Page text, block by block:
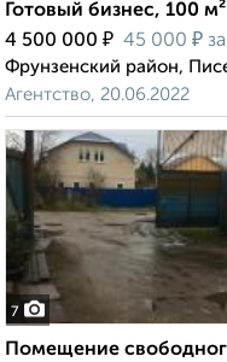
Готовый бизнес, 100 м²
4 500 000 ₽ 45 000 ₽
Фрунзенский район,
Агентство, 20.06.2022
7
Помещение